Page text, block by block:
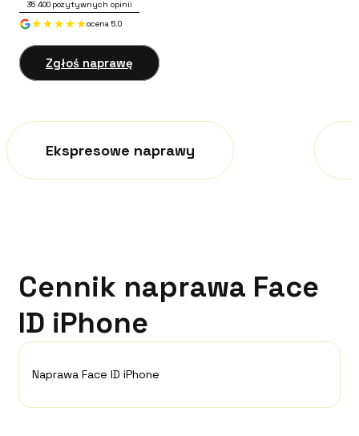
35 400 pozytywnych opinii
ocena 5.0
Zgłoś naprawę
Ekspresowe naprawy
Cennik naprawa Face
ID iPhone
Naprawa Face ID iPhone